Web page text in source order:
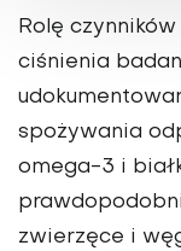
Rolę
ciśnienia
spożywania
omega-3 i
zwierzęce i